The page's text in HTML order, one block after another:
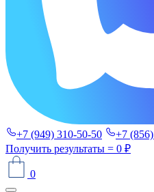
+7 (949) 310-50-50 +7
Получить результаты = 0 ₽
0